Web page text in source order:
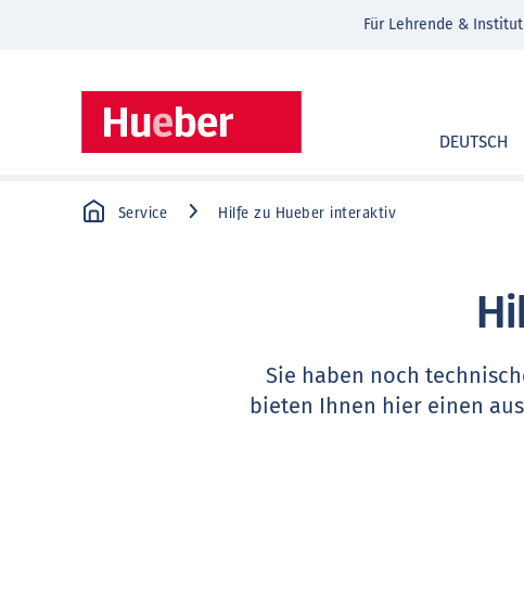
DEUTSCH
Für Lehrende &
Service Hilfe zu Hueber interaktiv
Sie haben noch
bieten Ihnen hier einen